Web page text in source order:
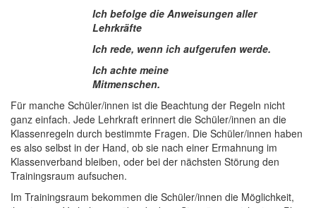
Ich befolge die Anweisungen aller
Lehrkräfte
Ich rede, wenn ich aufgerufen werde.
Ich achte meine
Mitmenschen.
Für manche Schüler/innen ist die Beachtung der Regeln nicht
ganz einfach. Jede Lehrkraft erinnert die Schüler/innen an die
Klassenregeln durch bestimmte Fragen. Die Schüler/innen haben
es also selbst in der Hand, ob sie nach einer Ermahnung im
Klassenverband bleiben, oder bei der nächsten Störung den
Trainingsraum aufsuchen.
Im Trainingsraum bekommen die Schüler/innen die Möglichkeit,